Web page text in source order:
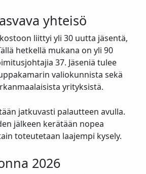
yhteisö
liittyi yli 30 uutta jäsentä,
hetkellä mukana on yli 90
37. Jäseniä tulee
valiokunnista sekä
yrityksistä.
jatkuvasti palautteen avulla.
jälkeen kerätään nopea
toteutetaan laajempi kysely.
2026